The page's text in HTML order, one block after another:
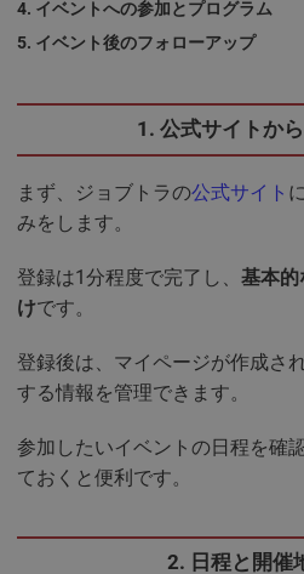
イベントへの参加とプログラム
イベント後のフォローアップ
1. 公式サイトか
まず、ジョブトラの公式サイト
みをします。
登録は1分程度で完了し、 基本的
けです。
登録後は、マイページが作成さ
する情報を管理できます。
参加したいイベントの日程を確
ておくと便利です。
2. 日程と開催